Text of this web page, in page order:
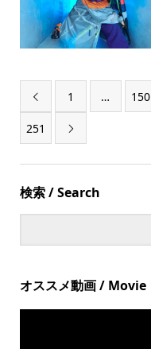
 1 … 150
251 
検索 / Search
オススメ動画 / Movie